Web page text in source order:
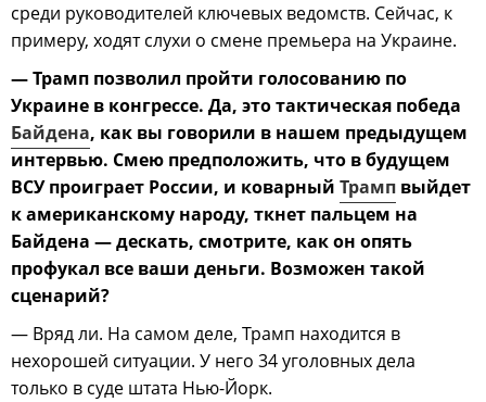
среди руководителей ключевых ведомств. Сейчас, к
примеру, ходят слухи о смене премьера на Украине.
— Трамп позволил пройти голосованию по
Украине в конгрессе. Да, это тактическая победа
Байдена, как вы говорили в нашем предыдущем
интервью. Смею предположить, что в будущем
ВСУ проиграет России, и коварный Трамп выйдет
к американскому народу, ткнет пальцем на
Байдена — дескать, смотрите, как он опять
профукал все ваши деньги. Возможен такой
сценарий?
— Вряд ли. На самом деле, Трамп находится в
нехорошей ситуации. У него 34 уголовных дела
только в суде штата Нью-Йорк.